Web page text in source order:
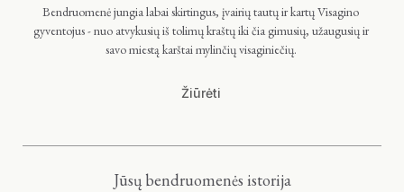
Bendruomenė jungia labai skirtingus, įvairių tautų ir kartų Visagino
gyventojus - nuo atvykusių iš tolimų kraštų iki čia gimusių, užaugusių ir
savo miestą karštai mylinčių visaginiečių.
Žiūrėti
Jūsų bendruomenės istorija